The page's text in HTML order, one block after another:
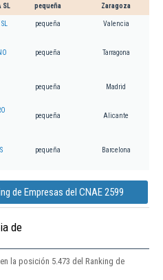
SL pequeña Zaragoza
pequeña Valencia
pequeña Tarragona
pequeña Madrid
pequeña Alicante
pequeña Barcelona
de Empresas del CNAE 2599
de
la posición 5.473 del Ranking de